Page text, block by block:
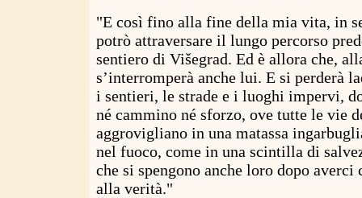
"E così fino alla fine della mia vita, in
potrò attraversare il lungo percorso
sentiero di Višegrad. Ed è allora che,
s’interromperà anche lui. E si perderà
i sentieri, le strade e i luoghi impervi,
né cammino né sforzo, ove tutte le vie
aggrovigliano in una matassa
nel fuoco, come in una scintilla di
che si spengono anche loro dopo averci
alla verità."